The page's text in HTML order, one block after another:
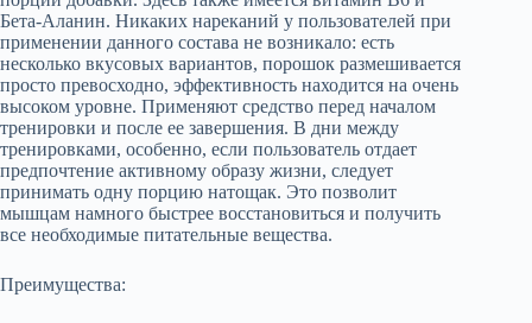
Бета-Аланин. Никаких нареканий у пользователей при
применении данного состава не возникало: есть
несколько вкусовых вариантов, порошок размешивается
просто превосходно, эффективность находится на очень
высоком уровне. Применяют средство перед началом
тренировки и после ее завершения. В дни между
тренировками, особенно, если пользователь отдает
предпочтение активному образу жизни, следует
принимать одну порцию натощак. Это позволит
мышцам намного быстрее восстановиться и получить
все необходимые питательные вещества.
Преимущества: